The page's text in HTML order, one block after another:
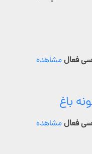
مشاهده
باغ
مشاهده